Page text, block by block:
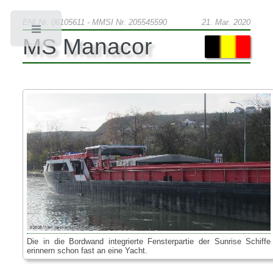
Toggle
ENI Nr. 06105611 - MMSI Nr. 205545590 21. Mar. 2020
MS Manacor
Die in die Bordwand integrierte Fensterpartie der Sunrise Schiffe
erinnern schon fast an eine Yacht.